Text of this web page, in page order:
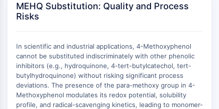
Domaine de lecture épigénétique
Modification de l'histone
Voie MAPK/ERK
Kinase sérine/thréonine associée aux
microtubules (MAST)
Récepteur ABA
KLF
MEHQ Substitution: Quality and Process
Risks
In scientific and industrial applications, 4-Methoxyphenol
cannot be substituted indiscriminately with other phenolic
inhibitors (e.g., hydroquinone, 4-tert-butylcatechol, tert-
butylhydroquinone) without risking significant process
deviations. The presence of the para-methoxy group in 4-
Methoxyphenol modulates its redox potential, solubility
profile, and radical-scavenging kinetics, leading to monomer-